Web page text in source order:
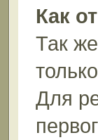
Как
Так
Для